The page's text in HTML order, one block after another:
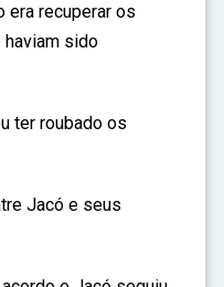
era recuperar os
sido
ter roubado os
Jacó e seus